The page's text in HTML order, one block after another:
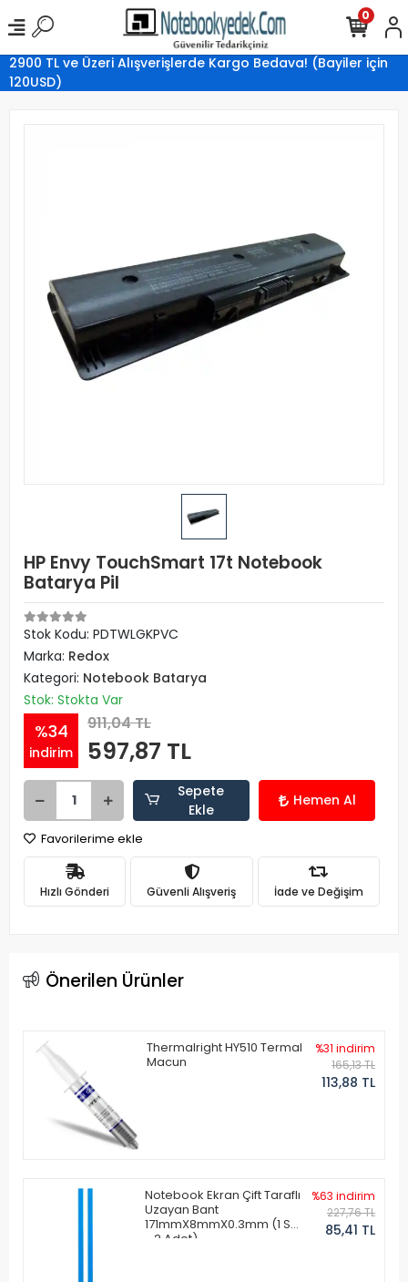
2900 TL ve Üzeri Alışverişlerde Kargo Bedava! (Bayiler için
120USD)
0
HP Envy TouchSmart 17t Notebook
Batarya Pil
Stok Kodu: PDTWLGKPVC
Marka: Redox
Kategori: Notebook Batarya
Stok: Stokta Var
%34
indirim
911,04 TL
597,87 TL
Sepete
Ekle
Hemen Al
Favorilerime ekle
Hızlı Gönderi Güvenli Alışveriş İade ve Değişim
Önerilen Ürünler
Thermalright HY510 Termal
Macun
%31 indirim
165,13 TL
113,88 TL
Notebook Ekran Çift Taraflı
Uzayan Bant
171mmX8mmX0.3mm (1 Set
- 2 Adet)
%63 indirim
227,76 TL
85,41 TL